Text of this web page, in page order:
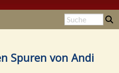
Spuren von Andi